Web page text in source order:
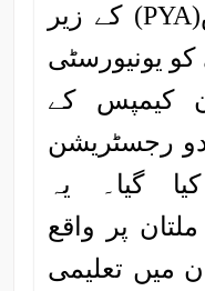
پروگریسو یوتھ الائنس(PYA) کے زیر
10 جنوری کو یونیورسٹی
کیمپس کے
دو رجسٹریشن
گیا۔ یہ
پر واقع
میں تعلیمی